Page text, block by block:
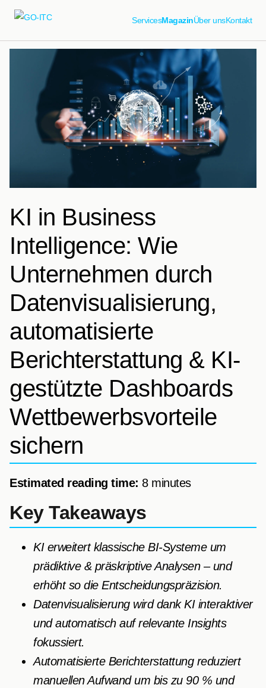
ServicesMagazinÜber unsKontakt
KI in Business
Intelligence: Wie
Unternehmen durch
Datenvisualisierung,
automatisierte
Berichterstattung & KI-
gestützte Dashboards
Wettbewerbsvorteile
sichern
Estimated reading time: 8 minutes
Key Takeaways
KI erweitert klassische BI-Systeme um
prädiktive & präskriptive Analysen – und
erhöht so die Entscheidungspräzision.
Datenvisualisierung wird dank KI interaktiver
und automatisch auf relevante Insights
fokussiert.
Automatisierte Berichterstattung reduziert
manuellen Aufwand um bis zu 90 % und